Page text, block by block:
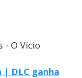
- O Vício
| DLC ganha